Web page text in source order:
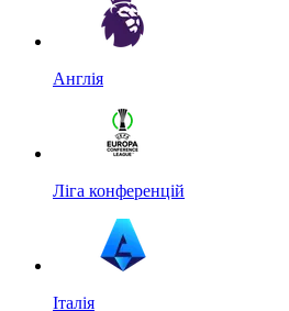
Англія
Ліга конференцій
Італія